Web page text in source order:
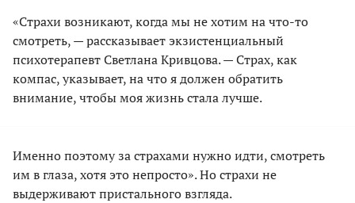
«Страхи возникают, когда мы не хотим на что-то
смотреть, — рассказывает экзистенциальный
психотерапевт Светлана Кривцова. — Страх, как
компас, указывает, на что я должен обратить
внимание, чтобы моя жизнь стала лучше.
Именно поэтому за страхами нужно идти, смотреть
им в глаза, хотя это непросто». Но страхи не
выдерживают пристального взгляда.